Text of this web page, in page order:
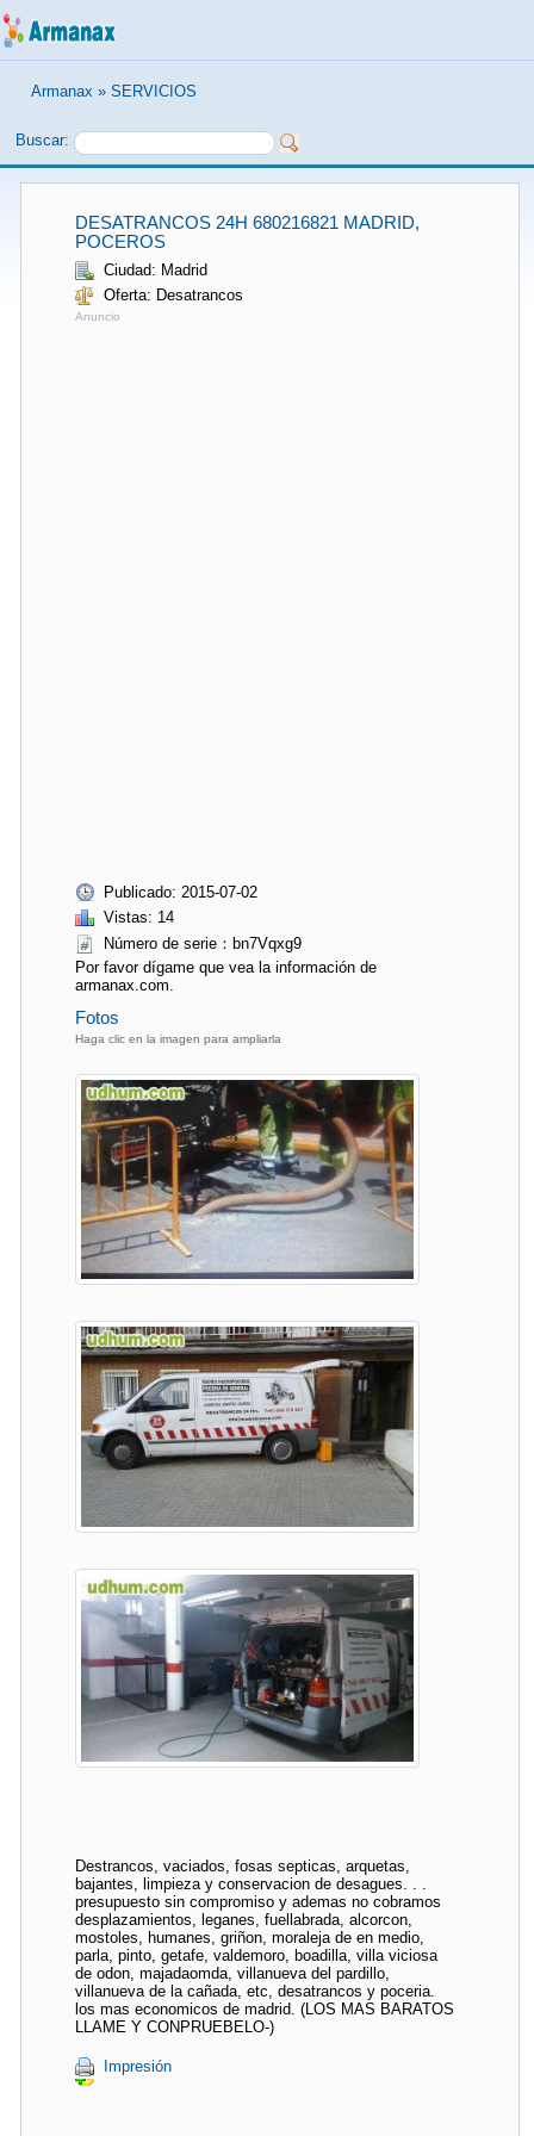
Armanax » SERVICIOS
Buscar:
DESATRANCOS 24H 680216821 MADRID,
POCEROS
Ciudad: Madrid
Oferta: Desatrancos
Anuncio
Publicado: 2015-07-02
Vistas: 14
Número de serie：bn7Vqxg9
Por favor dígame que vea la información de
armanax.com.
Fotos
Haga clic en la imagen para ampliarla
Destrancos, vaciados, fosas septicas, arquetas,
bajantes, limpieza y conservacion de desagues. . .
presupuesto sin compromiso y ademas no cobramos
desplazamientos, leganes, fuellabrada, alcorcon,
mostoles, humanes, griñon, moraleja de en medio,
parla, pinto, getafe, valdemoro, boadilla, villa viciosa
de odon, majadaomda, villanueva del pardillo,
villanueva de la cañada, etc, desatrancos y poceria.
los mas economicos de madrid. (LOS MAS BARATOS
LLAME Y CONPRUEBELO-)
Impresión